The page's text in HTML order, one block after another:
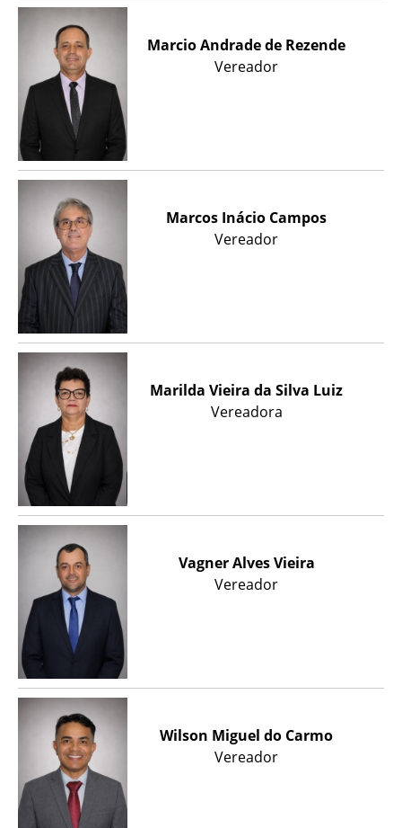
Marcio Andrade de Rezende
Vereador
Marcos Inácio Campos
Vereador
Marilda Vieira da Silva Luiz
Vereadora
Vagner Alves Vieira
Vereador
Wilson Miguel do Carmo
Vereador